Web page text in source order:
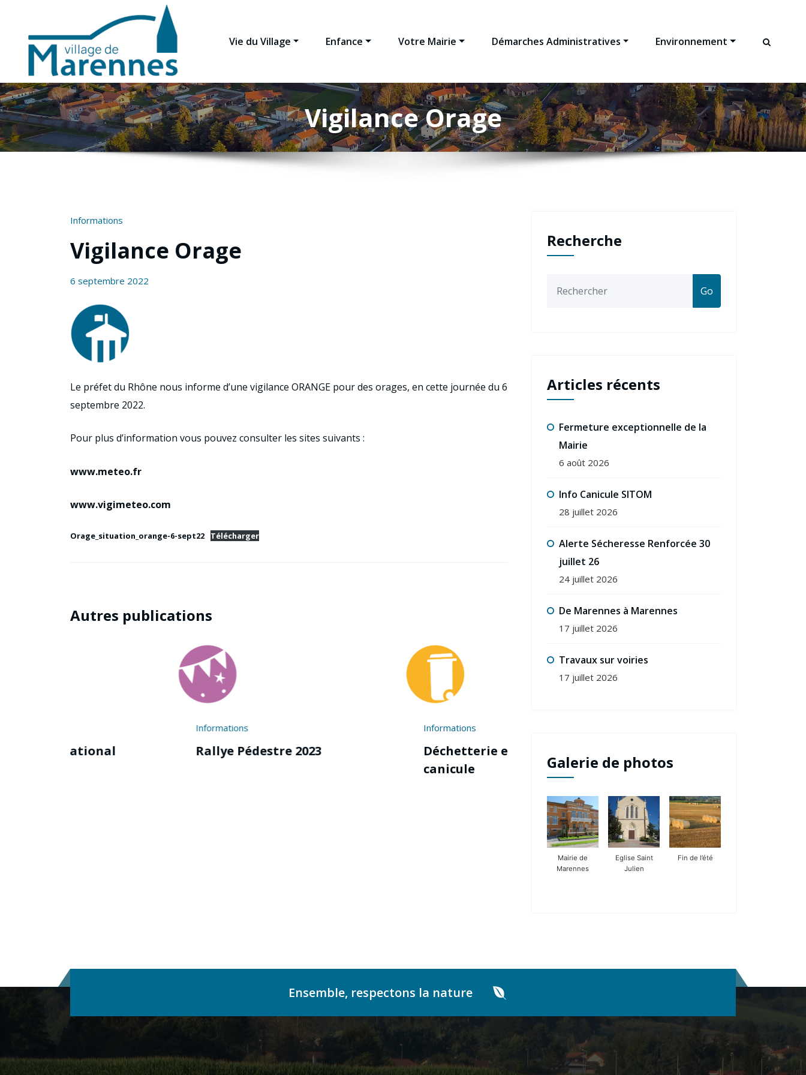
Vie du Village Enfance Votre Mairie Démarches Administratives Environnement
Vigilance Orage
Informations
Vigilance Orage
6 septembre 2022
Le préfet du Rhône nous informe d’une vigilance ORANGE pour des orages, en cette journée du 6
septembre 2022.
Pour plus d’information vous pouvez consulter les sites suivants :
www.meteo.fr
www.vigimeteo.com
Orage_situation_orange-6-sept22 Télécharger
Autres publications
Rallye Pédestre 2023
Déchetterie et Plan
Informations
Recherche
Go
Articles récents
Fermeture exceptionnelle de la
Mairie
6 août 2026
Info Canicule SITOM
28 juillet 2026
Alerte Sécheresse Renforcée 30
juillet 26
24 juillet 2026
De Marennes à Marennes
17 juillet 2026
Travaux sur voiries
17 juillet 2026
Galerie de photos
Mairie de
Marennes
Eglise Saint
Julien
Fin de l’été
Ensemble, respectons la nature